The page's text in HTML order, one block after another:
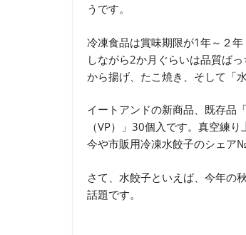
うです。
冷凍食品は賞味期限が1年～２
しながら2か月ぐらいは品質ば
から揚げ、たこ焼き、そして「
イートアンドの新商品、既存品
（VP）」30個入です。真空練
今や市販用冷凍水餃子のシェア
さて、水餃子といえば、今年の
話題です。